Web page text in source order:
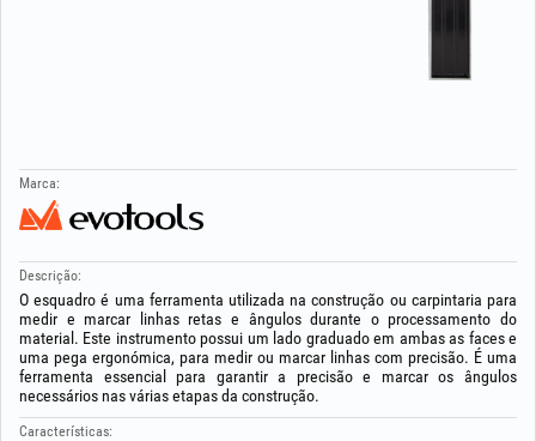
Marca:
Descrição:
O esquadro é uma ferramenta utilizada na construção ou carpintaria para
medir e marcar linhas retas e ângulos durante o processamento do
material. Este instrumento possui um lado graduado em ambas as faces e
uma pega ergonómica, para medir ou marcar linhas com precisão. É uma
ferramenta essencial para garantir a precisão e marcar os ângulos
necessários nas várias etapas da construção.
Características: